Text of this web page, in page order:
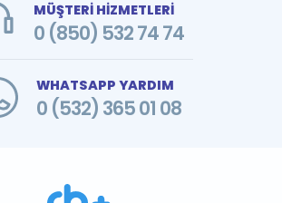
MÜŞTERİ HİZMETLERİ
0 (850) 532 74 74
WHATSAPP YARDIM
0 (532) 365 01 08